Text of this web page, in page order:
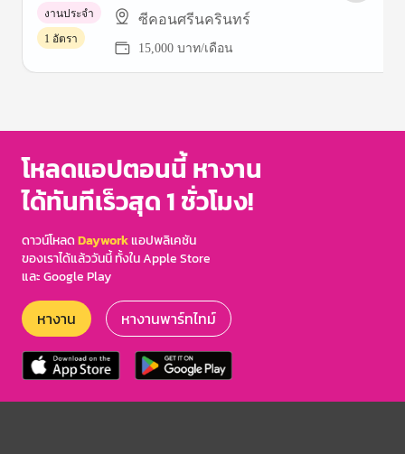
ซีคอนศรีนครินทร์
15,000 บาท/เดือน
งานประจำ
1 อัตรา
of
โหลดแอปตอนนี้ หางาน
ได้ทันทีเร็วสุด 1 ชั่วโมง!
ดาวน์โหลดDayworkแอปพลิเคชัน
ของเราได้แล้ววันนี้ ทั้งใน Apple Store
และ Google Play
หางาน หางานพาร์ทไทม์